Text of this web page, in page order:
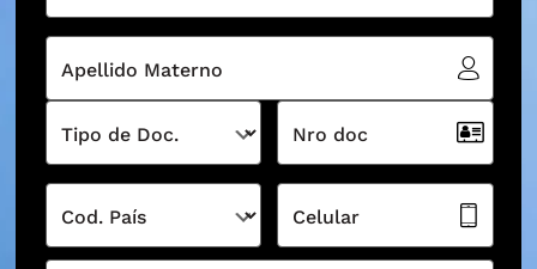
Apellido Materno
Tipo de Doc. Nro doc
Cod. País Celular